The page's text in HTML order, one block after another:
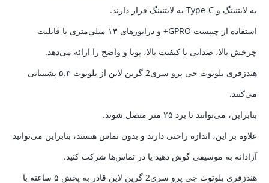
به لایتنینگ و Type-C به لایتنینگ قرار دارند.
استفاده از چیپست GPRO+ و درایورهای ۱۳ میلی‌متری با قابلیت
چرخش بالا، صدایی با کیفیت بالا، پویا و واضح را ارائه می‌دهد.
هندزفری بلوتوث جی پرو سری2 گرین لاین از بلوتوث ۵.۳ پشتیبانی
می‌کنند.
بنابراین، می‌توانند تا برد ۲۵ متر متصل شوند.
علاوه بر این، اندازه راحتی دارند و بدون تماس هستند، بنابراین می‌توانید
آزادانه به موسیقی گوش دهید یا در تماس‌ها شرکت کنید.
هندزفری بلوتوث جی پرو سری2 گرین لاین قادر به پخش ۵ ساعته با